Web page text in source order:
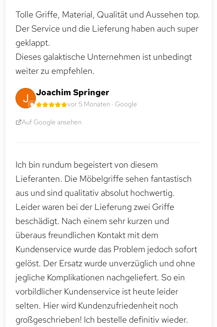
Tolle Griffe, Material, Qualität und Aussehen top.
Der Service und die Lieferung haben auch super
geklappt.
Dieses galaktische Unternehmen ist unbedingt
weiter zu empfehlen.
Joachim Springer
vor 5 Monaten · Google
Auf Google ansehen
Ich bin rundum begeistert von diesem
Lieferanten. Die Möbelgriffe sehen fantastisch
aus und sind qualitativ absolut hochwertig.
Leider waren bei der Lieferung zwei Griffe
beschädigt. Nach einem sehr kurzen und
überaus freundlichen Kontakt mit dem
Kundenservice wurde das Problem jedoch sofort
gelöst. Der Ersatz wurde unverzüglich und ohne
jegliche Komplikationen nachgeliefert. So ein
vorbildlicher Kundenservice ist heute leider
selten. Hier wird Kundenzufriedenheit noch
großgeschrieben! Ich bestelle definitiv wieder.